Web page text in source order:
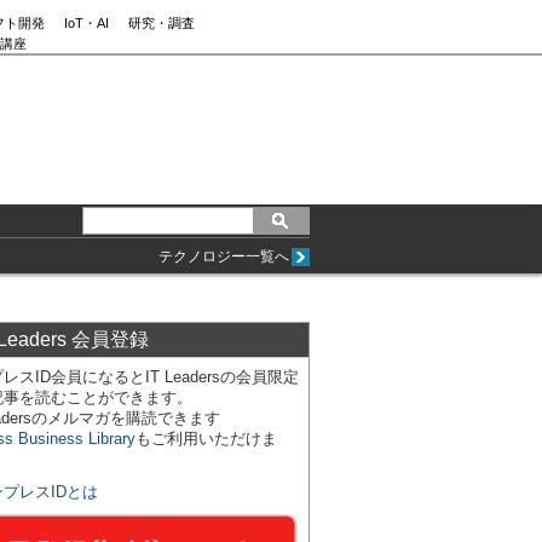
ト開発 IoT・AI
研究・調査
座
テクノロジー一覧へ
会員登録
スID会員になるとIT Leadersの会員限定
を読むことができます。
のメルマガを購読できます
Business Libraryもご利用いただけま
プレスIDとは